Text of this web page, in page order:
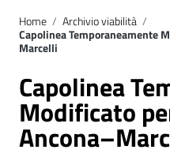
Home / Archivio viabilità /
Capolinea Temporaneamente
Marcelli
Capolinea
Modificato